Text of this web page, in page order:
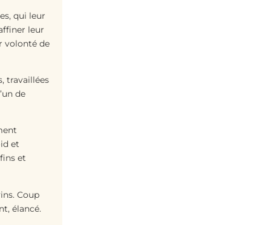
qui leur
leur
volonté de
travaillées
de
et
et
Coup
élancé.